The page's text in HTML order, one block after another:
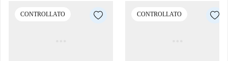
CONTROLLATO CONTROLLATO